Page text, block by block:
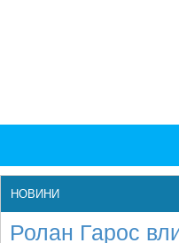
НОВИНИ
Фотогалерии
НОВИНИ
Ролан Гарос